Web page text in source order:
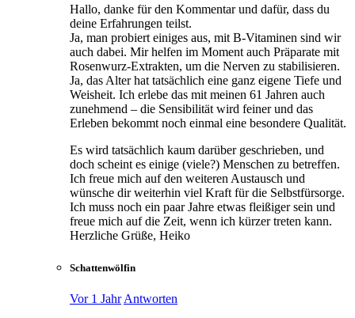
Hallo, danke für den Kommentar und dafür, dass du
deine Erfahrungen teilst.
Ja, man probiert einiges aus, mit B-Vitaminen sind wir
auch dabei. Mir helfen im Moment auch Präparate mit
Rosenwurz-Extrakten, um die Nerven zu stabilisieren.
Ja, das Alter hat tatsächlich eine ganz eigene Tiefe und
Weisheit. Ich erlebe das mit meinen 61 Jahren auch
zunehmend – die Sensibilität wird feiner und das
Erleben bekommt noch einmal eine besondere Qualität.
Es wird tatsächlich kaum darüber geschrieben, und
doch scheint es einige (viele?) Menschen zu betreffen.
Ich freue mich auf den weiteren Austausch und
wünsche dir weiterhin viel Kraft für die Selbstfürsorge.
Ich muss noch ein paar Jahre etwas fleißiger sein und
freue mich auf die Zeit, wenn ich kürzer treten kann.
Herzliche Grüße, Heiko
Schattenwölfin
Vor 1 Jahr Antworten